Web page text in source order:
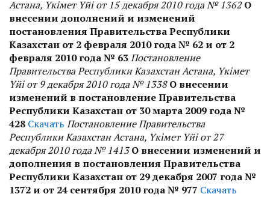
Астана, Үкімет Үйі от 15 декабря 2010 года № 1362 О
внесении дополнений и изменений
постановления Правительства Республики
Казахстан от 2 февраля 2010 года № 62 и от 2
февраля 2010 года № 63Постановление
Правительства Республики Казахстан Астана, Үкімет
Үйі от 9 декабря 2010 года № 1338 О внесении
изменений в постановление Правительства
Республики Казахстан от 30 марта 2009 года №
428 Скачать Постановление Правительства
Республики Казахстан Астана, Үкімет Үйі от 27
декабря 2010 года № 1413 О внесении изменений и
дополнения в постановления Правительства
Республики Казахстан от 29 декабря 2007 года №
1372 и от 24 сентября 2010 года № 977 Скачать